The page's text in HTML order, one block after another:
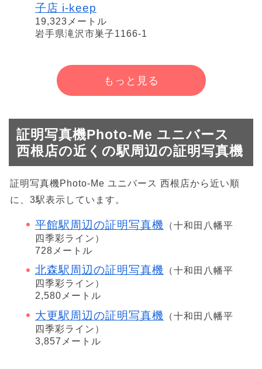
子店 i-keep
19,323メートル
岩手県滝沢市巣子1166-1
もっと見る
証明写真機Photo-Me ユニバース
西根店の近くの駅周辺の証明写真機
証明写真機Photo-Me ユニバース 西根店から近い順
に、3駅表示しています。
平館駅周辺の証明写真機
（十和田八幡平
四季彩ライン）
728メートル
北森駅周辺の証明写真機
（十和田八幡平
四季彩ライン）
2,580メートル
大更駅周辺の証明写真機
（十和田八幡平
四季彩ライン）
3,857メートル